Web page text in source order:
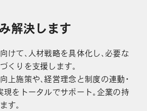
解決します
けて、人材戦略を具体化し、必要な
くりを支援します。
上施策や、経営理念と制度の連動・
現をトータルでサポート。企業の持
す。